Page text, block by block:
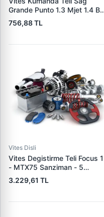
Grande Punto 1.3 Mjet 1.4 Bz
05> | SGM 151156 | OEM
55230717
756,88 TL
Vites Disli
Vites Degistirme Teli Focus 1
- MTX75 Sanziman - 5
VITES08/ 99 /01 2.0 Zetec |
TURTEL 502-22168 | OEM
3.229,61 TL